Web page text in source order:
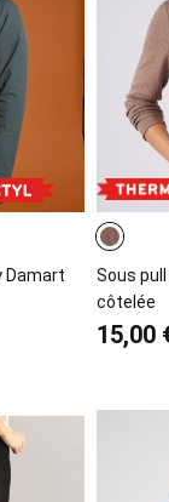
Damart
Sous
côtelée
15,00